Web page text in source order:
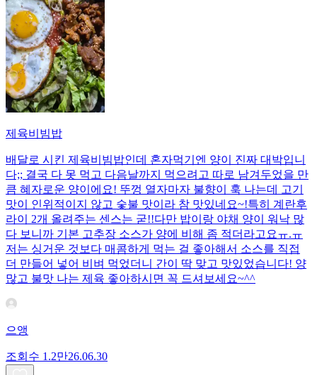
제육비빔밥
배달로 시킨 제육비빔밥인데 혼자먹기엔 양이 진짜 대박입니
다;; 결국 다 못 먹고 다음날까지 먹으려고 따로 남겨두었을 만
큼 혜자로운 양이에요! 뚜껑 열자마자 불향이 훅 나는데 고기
맛이 인위적이지 않고 숯불 맛이라 참 맛있네요~!특히 계란후
라이 2개 올려주는 센스는 굳!! ​다만 밥이랑 야채 양이 워낙 많
다 보니까 기본 고추장 소스가 양에 비해 좀 적더라고요ㅠ.ㅠ
저는 싱거운 것보다 매콤하게 먹는 걸 좋아해서 소스를 직접
더 만들어 넣어 비벼 먹었더니 간이 딱 맞고 맛있었습니다! 양
많고 불맛 나는 제육 좋아하시면 꼭 드셔보세요~^^
으앵
조회수 1.2만26.06.30